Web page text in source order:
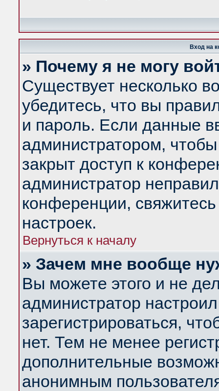
Вход на
» Почему я не могу
Существует несколько
убедитесь, что вы
и пароль. Если данные
администратором,
закрыт доступ к
администратор
конференции,
настроек.
Вернуться к началу
» Зачем мне вообще
Вы можете этого и не
администратор
зарегистрироваться,
нет. Тем не менее
дополнительные
анонимным